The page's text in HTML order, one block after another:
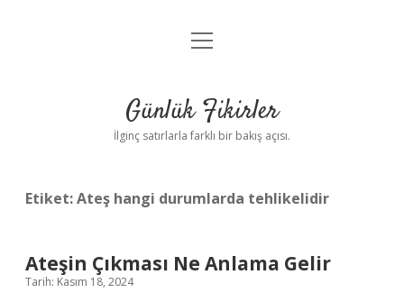
Anasayfa
Yasal Uyarı
menüyü
Günlük Fikirler
İlginç satırlarla farklı bir bakış açısı.
Etiket:Ateş hangi durumlarda tehlikelidir
Ateşin Çıkması Ne Anlama Gelir
Tarih: Kasım 18, 2024